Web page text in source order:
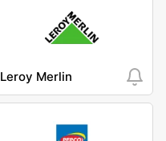
Leroy Merlin